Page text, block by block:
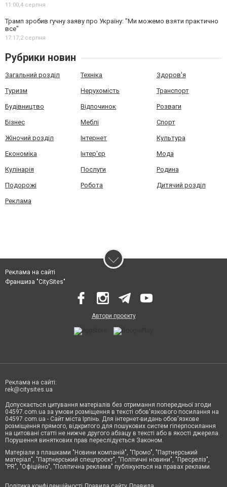
11:00, 4 серпня
Трамп зробив гучну заяву про Україну: "Ми можемо взяти практично
все"
17:17, 2 серпня
Рубрики новин
Загальний розділ Техніка Здоров'я
Туризм Нерухомість Транспорт
Будівництво Відпочинок Розваги
Бізнес Меблі Спорт
Жіночий розділ Інтернет Культура
Економіка Інтер'єр Мода
Кулінарія Послуги Родина
Подорожі Робота Дитячий розділ
Реклама
Реклама на сайті
Франшиза "CitySites"
Автори проєкту
Реклама на сайті:
rek@citysites.ua
Допускається цитування матеріалів без отримання попередньої згоди
04597.com.ua за умови розміщення в тексті обов'язкового посилання на
04597.com.ua - Сайт міста Ірпінь. Для інтернет-видань обов'язкове
розміщення прямого, відкритого для пошукових систем гіперпосилання
на цитовані статті не нижче другого абзацу в тексті або в якості джерела.
Порушення виняткових прав переслідується Законом.
Матеріали з плашками "Новини компаній", "Промо", "Партнерський
матеріал", "Партнерський спецпроєкт", "Політичні новини", "Пресреліз",
"PR", "Офіційно", "Політична реклама" публікуються на правах реклами.